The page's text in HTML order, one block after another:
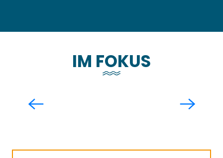
IM FOKUS
Top 3 Radtouren mit Gourmet-
Mehr erfahren